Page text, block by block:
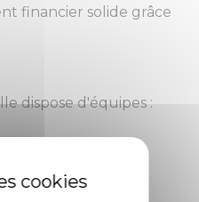
financier solide grâce
dispose d'équipes :
du Pôle Jeunes)
du Pôle Jeunes)